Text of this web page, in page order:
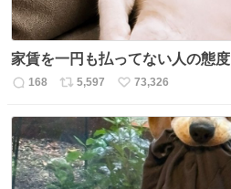
家賃を一円も払ってない人の態度
返
168
リ
ト
数
5,597
い
ね
数
73,326